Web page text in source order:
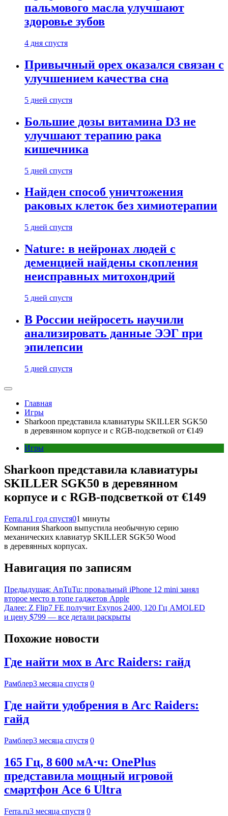
пальмового масла улучшают
здоровье зубов
4 дня спустя
Привычный орех оказался связан с
улучшением качества сна
5 дней спустя
Большие дозы витамина D3 не
улучшают терапию рака
кишечника
5 дней спустя
Найден способ уничтожения
раковых клеток без химиотерапии
5 дней спустя
Nature: в нейронах людей с
деменцией найдены скопления
неисправных митохондрий
5 дней спустя
В России нейросеть научили
анализировать данные ЭЭГ при
эпилепсии
5 дней спустя
Главная
Игры
Sharkoon представила клавиатуры SKILLER SGK50
в деревянном корпусе и с RGB-подсветкой от €149
Игры
Sharkoon представила клавиатуры
SKILLER SGK50 в деревянном
корпусе и с RGB-подсветкой от €149
Ferra.ru1 год спустя01 минуты
Компания Sharkoon выпустила необычную серию
механических клавиатур SKILLER SGK50 Wood
в деревянных корпусах.
Навигация по записям
Предыдущая: AnTuTu: провальный iPhone 12 mini занял
второе место в топе гаджетов Apple
Далее: Z Flip7 FE получит Exynos 2400, 120 Гц AMOLED
и цену $799 — все детали раскрыты
Похожие новости
Где найти мох в Arc Raiders: гайд
Рамблер3 месяца спустя 0
Где найти удобрения в Arc Raiders:
гайд
Рамблер3 месяца спустя 0
165 Гц, 8 600 мА·ч: OnePlus
представила мощный игровой
смартфон Ace 6 Ultra
Ferra.ru3 месяца спустя 0